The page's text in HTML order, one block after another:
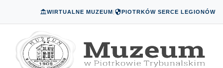
WIRTUALNE MUZEUM| PIOTRKÓW SERCE LEGIONÓW